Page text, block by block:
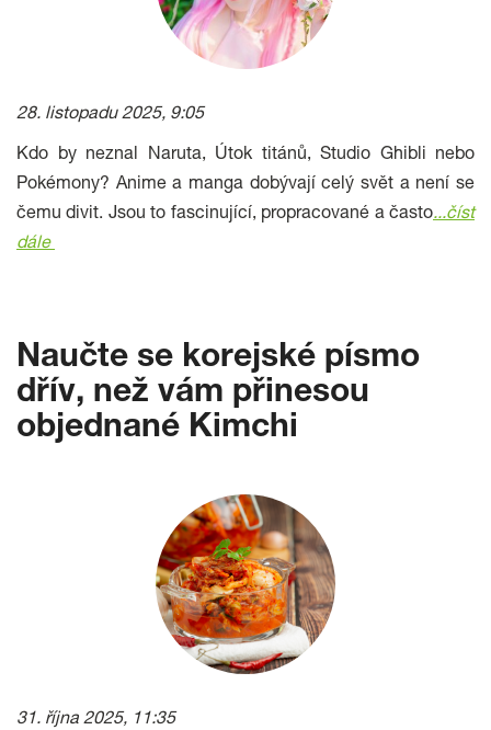
28. listopadu 2025, 9:05
Kdo by neznal Naruta, Útok titánů, Studio Ghibli nebo
Pokémony? Anime a manga dobývají celý svět a není se
čemu divit. Jsou to fascinující, propracované a často...číst
dále
Naučte se korejské písmo
dřív, než vám přinesou
objednané Kimchi
31. října 2025, 11:35